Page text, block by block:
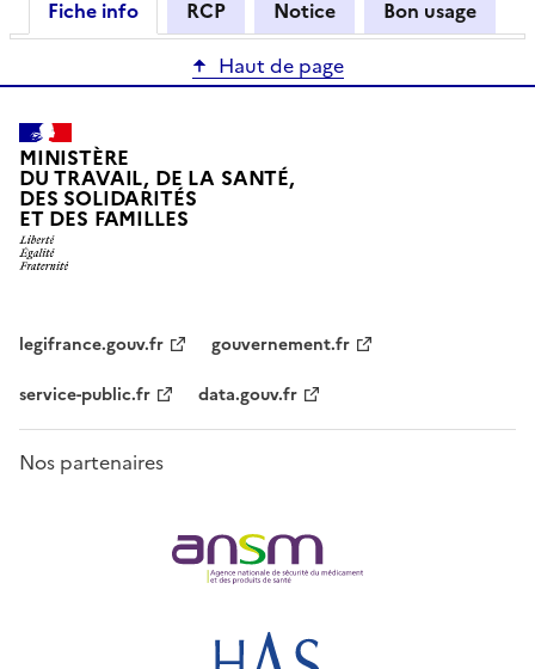
Fiche info RCP Notice
Bon usage
Haut de page
MINISTÈRE
DU TRAVAIL, DE LA SANTÉ,
DES SOLIDARITÉS
ET DES FAMILLES
legifrance.gouv.fr
gouvernement.fr
service-public.fr
data.gouv.fr
Nos partenaires